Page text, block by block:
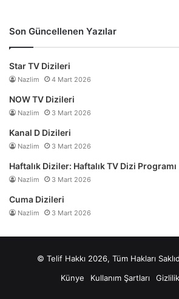
Son Güncellenen Yazılar
Star TV Dizileri
Nazlim 4 Mart 2026
NOW TV Dizileri
Nazlim 3 Mart 2026
Kanal D Dizileri
Nazlim 3 Mart 2026
Haftalık Diziler: Haftalık TV Dizi Programı
Nazlim 3 Mart 2026
Cuma Dizileri
Nazlim 3 Mart 2026
© Telif Hakkı 2026, Tüm Hakları
Künye
Kullanım Şartları Gizlilik